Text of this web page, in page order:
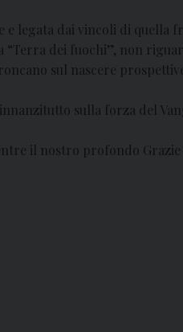
e legata dai vincoli di quella
“Terra dei fuochi”, non
sul nascere
sulla forza del
il nostro profondo Grazie